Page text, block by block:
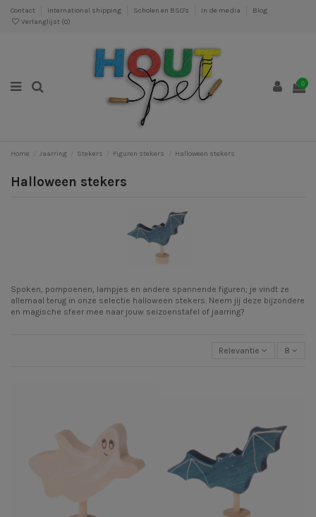
Contact International shipping Scholen en BSO's In de media
Blog
Verlanglijst (0)
0
Home Jaarring Stekers Figuren stekers Halloween stekers
Halloween stekers
Spoken, pompoenen, lampjes en andere spannende figuren; je vindt ze
allemaal terug in onze selectie halloween stekers. Neem jij deze bijzondere
en magische sfeer mee naar jouw seizoenstafel of jaarring?
Relevantie 8